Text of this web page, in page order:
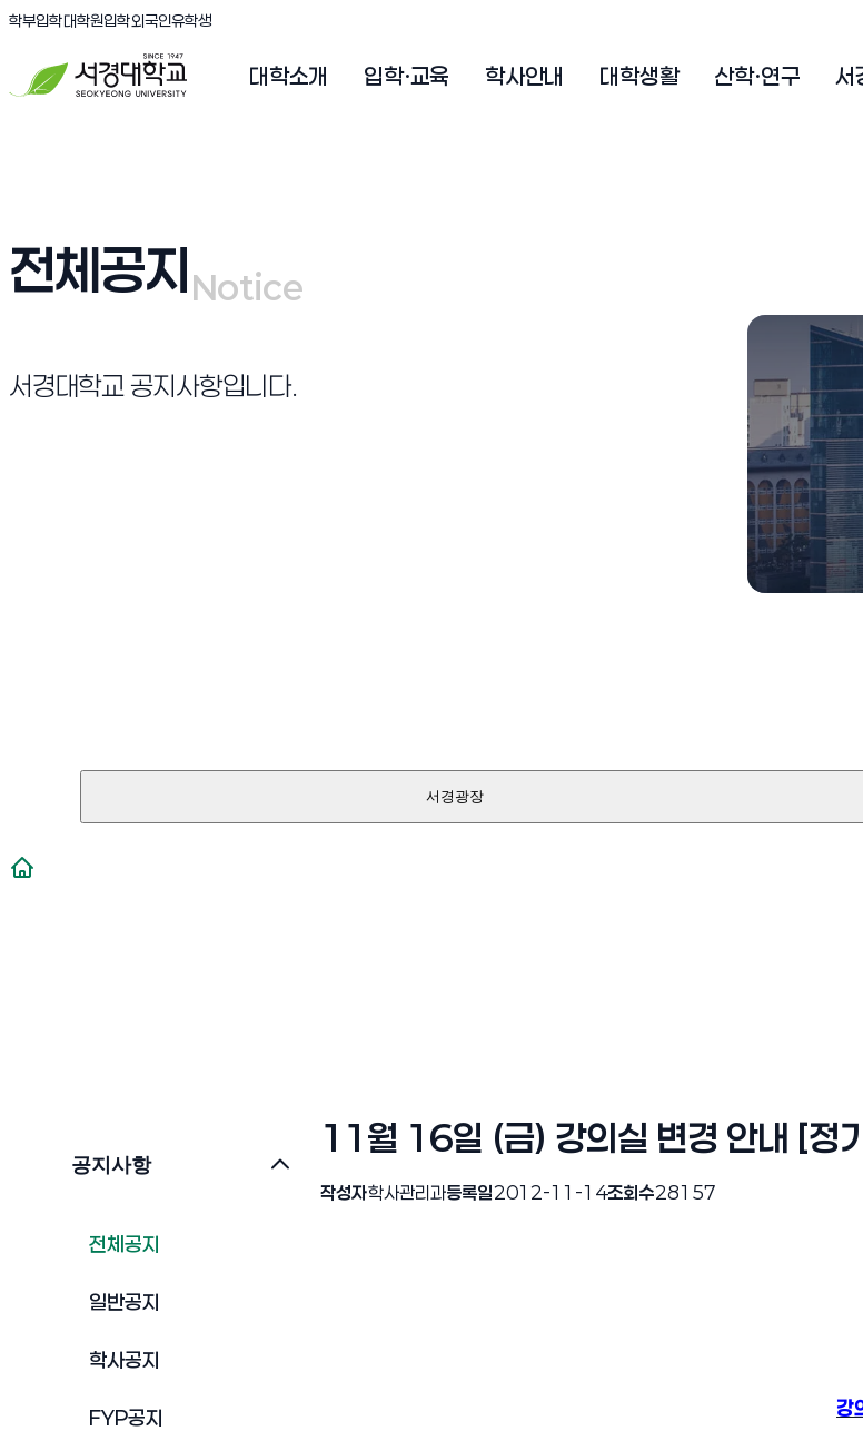
서경대학교
학부입학(새창 열림)
대학원입학(새창 열림)
외국인유학생(새창 열림)
대학소개 입학·교육 학사안내 대학생활 산학·연구 서
전체공지 Notice
Notice
서경대학교 공지사항입니다.
서경광장
공지사항
전체공지
일반공지
학사공지
FYP공지
11월 16일 (금) 강의실 변경 안내 [정
작성자학사관리과등록일2012-11-14조회수28157
강